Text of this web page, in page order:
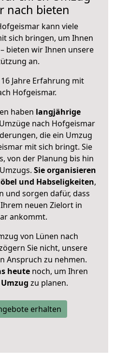
nach bieten
kann viele
sich bringen, um Ihnen
bieten wir Ihnen unsere
an.
Jahre Erfahrung mit
Hofgeismar.
haben langjährige
nach Hofgeismar
die ein Umzug
mit sich bringt. Sie
von der Planung bis hin
Sie organisieren
und Habseligkeiten,
und sorgen dafür, dass
neuen Zielort in
ankommt.
von Lünen nach
Sie nicht, unsere
Anspruch zu nehmen.
heutenoch, um Ihren
zu planen.
erhalten